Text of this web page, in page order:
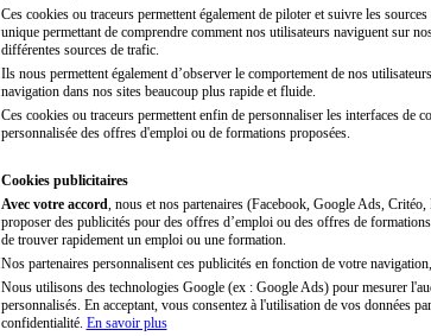
Ces cookies ou traceurs permettent également de piloter et suivre les
unique permettant de comprendre comment nos utilisateurs naviguent sur
différentes sources de trafic.
Ils nous permettent également d’observer le comportement de nos
navigation dans nos sites beaucoup plus rapide et fluide.
Ces cookies ou traceurs permettent enfin de personnaliser les interfaces de
personnalisée des offres d'emploi ou de formations proposées.
Cookies publicitaires
Avec votre accord , nous et nos partenaires (Facebook, Google Ads,
proposer des publicités pour des offres d’emploi ou des offres de
de trouver rapidement un emploi ou une formation.
Nos partenaires personnalisent ces publicités en fonction de votre
Nous utilisons des technologies Google (ex : Google Ads) pour mesurer
personnalisés. En acceptant, vous consentez à l'utilisation de vos données
confidentialité. En savoir plus